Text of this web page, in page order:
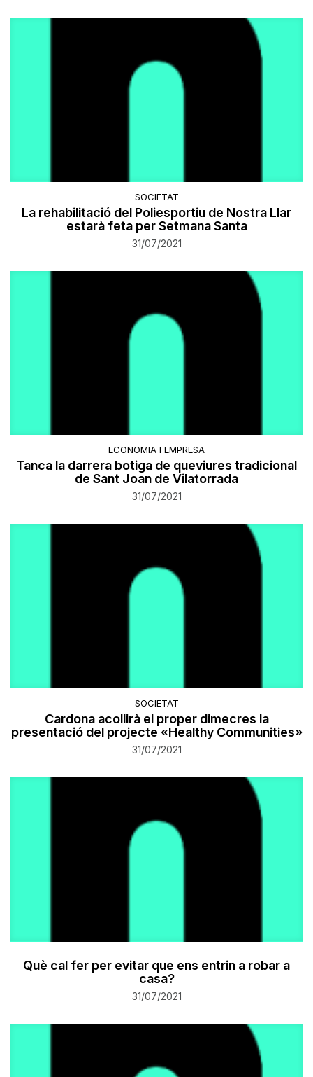
SOCIETAT
La rehabilitació del Poliesportiu de Nostra Llar
estarà feta per Setmana Santa
31/07/2021
ECONOMIA I EMPRESA
Tanca la darrera botiga de queviures tradicional
de Sant Joan de Vilatorrada
31/07/2021
SOCIETAT
Cardona acollirà el proper dimecres la
presentació del projecte «Healthy Communities»
31/07/2021
Què cal fer per evitar que ens entrin a robar a
casa?
31/07/2021